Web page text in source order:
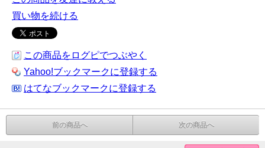
買い物を続ける
この商品をログピでつぶやく
Yahoo!ブックマークに登録する
はてなブックマークに登録する
前の商品へ 次の商品へ